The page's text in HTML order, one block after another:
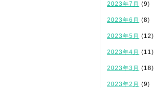
2023年7月 (9)
2023年6月 (8)
2023年5月 (12)
2023年4月 (11)
2023年3月 (18)
2023年2月 (9)